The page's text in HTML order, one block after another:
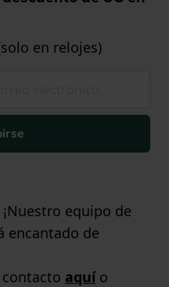
en relojes)
equipo de
encantado de
aquío